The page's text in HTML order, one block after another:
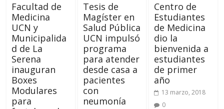
Facultad de
Medicina
UCN y
Municipalida
d de La
Serena
inauguran
Boxes
Modulares
para
Tesis de
Magíster en
Salud Pública
UCN impulsó
programa
para atender
desde casa a
pacientes
con
neumonía
Centro de
Estudiantes
de Medicina
dio la
bienvenida a
estudiantes
de primer
año
13 marzo, 2018
0